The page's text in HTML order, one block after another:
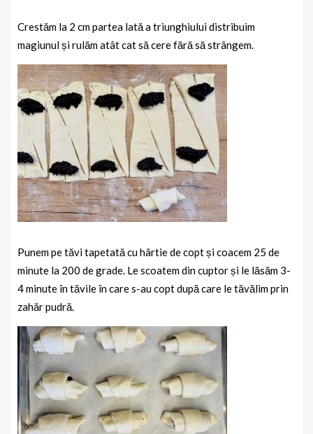
Crestăm la 2 cm partea lată a triunghiului distribuim
magiunul și rulăm atât cat să cere fără să strângem.
Punem pe tăvi tapetată cu hârtie de copt și coacem 25 de
minute la 200 de grade. Le scoatem din cuptor și le lăsăm 3-
4 minute în tăvile în care s-au copt după care le tăvălim prin
zahăr pudră.